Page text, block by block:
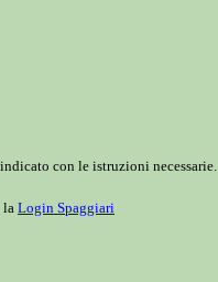
con le istruzioni necessarie.
la Login Spaggiari